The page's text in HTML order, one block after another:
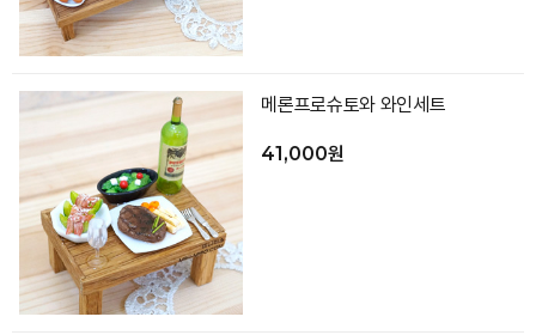
메론프로슈토와 와인세트
41,000원